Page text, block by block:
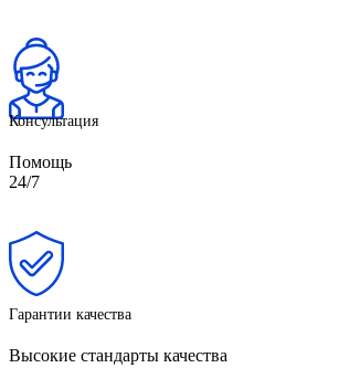
Консультация
Помощь
24/7
Гарантии качества
Высокие стандарты качества